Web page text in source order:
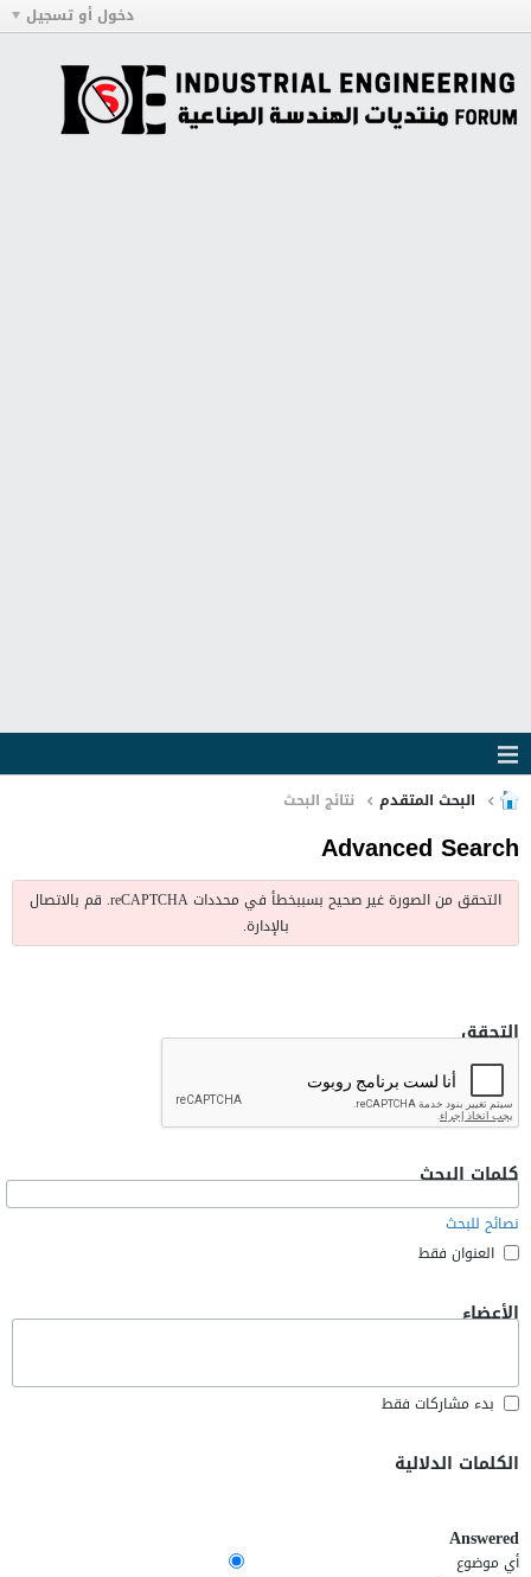
دخول أو تسجيل
البحث المتقدم نتائج البحث
Advanced Search
التحقق من الصورة غير صحيح بسببخطأ في محددات reCAPTCHA. قم بالاتصال
بالإدارة.
التحقق
كلمات البحث
نصائح للبحث
العنوان فقط
الأعضاء
بدء مشاركات فقط
الكلمات الدلالية
Answered
أي موضوع